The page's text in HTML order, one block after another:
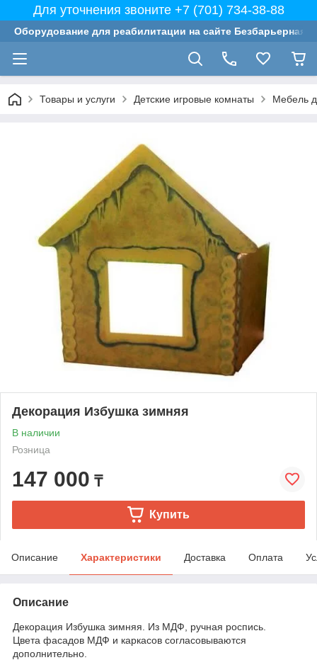
Для уточнения звоните +7 (701) 734-38-88
Оборудование для реабилитации на сайте Безбарьерная
Товары и услуги Детские игровые комнаты Мебель
Декорация Избушка зимняя
В наличии
Розница
147 000 ₸
Купить
Описание Характеристики Доставка Оплата
Описание
Декорация Избушка зимняя. Из МДФ, ручная роспись.
Цвета фасадов МДФ и каркасов согласовываются
дополнительно.